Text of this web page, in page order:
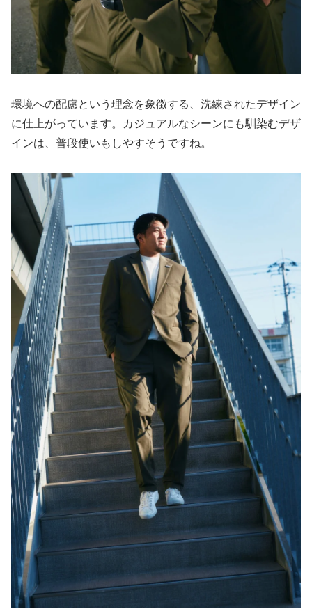
環境への配慮という理念を象徴する、洗練されたデザイン
に仕上がっています。カジュアルなシーンにも馴染むデザ
インは、普段使いもしやすそうですね。